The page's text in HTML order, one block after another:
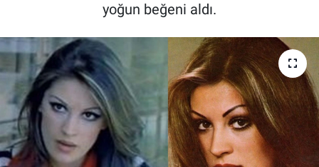
yoğun beğeni aldı.
ALT LIGLER
TV VE SİNEMA
BASKETBOL
SAĞLIK